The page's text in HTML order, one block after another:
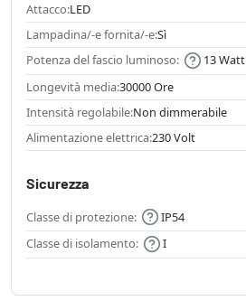
Attacco:LED
Lampadina/-e fornita/-e:Sì
Potenza del fascio luminoso:
13 Watt
Longevità media:30000 Ore
Intensità regolabile:Non dimmerabile
Alimentazione elettrica:230 Volt
Sicurezza
Classe di protezione:
IP54
Classe di isolamento:
I